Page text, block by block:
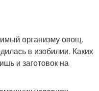
организму овощ.
в изобилии. Каких
и заготовок на